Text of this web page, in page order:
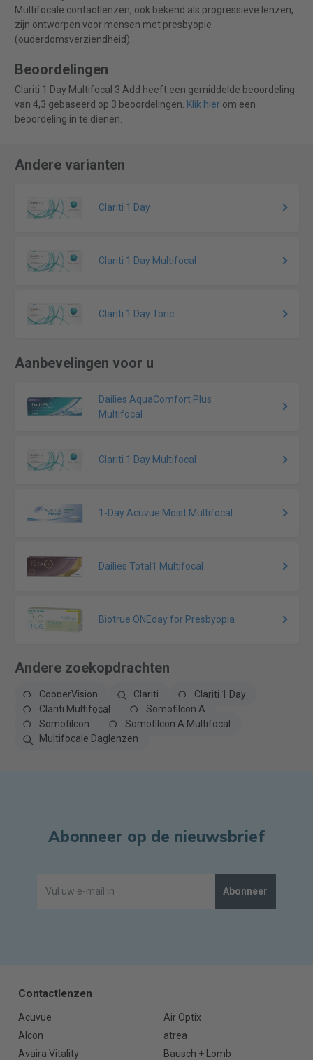
Multifocale contactlenzen, ook bekend als progressieve lenzen,
zijn ontworpen voor mensen met presbyopie
(ouderdomsverziendheid).
Beoordelingen
Clariti 1 Day Multifocal 3 Add heeft een gemiddelde beoordeling
van 4,3 gebaseerd op 3 beoordelingen. Klik hierom een
beoordeling in te dienen.
Andere varianten
Clariti 1 Day
Clariti 1 Day Multifocal
Clariti 1 Day Toric
Aanbevelingen voor u
Dailies AquaComfort Plus
Multifocal
Clariti 1 Day Multifocal
1-Day Acuvue Moist Multifocal
Dailies Total1 Multifocal
Biotrue ONEday for Presbyopia
Andere zoekopdrachten
CooperVision Clariti
Clariti 1 Day
Clariti Multifocal
Somofilcon A
Somofilcon
Somofilcon A Multifocal
Multifocale Daglenzen
Abonneer op de nieuwsbrief
Abonneer
Contactlenzen
Acuvue
Air Optix
Alcon
atrea
Avaira Vitality
Bausch + Lomb